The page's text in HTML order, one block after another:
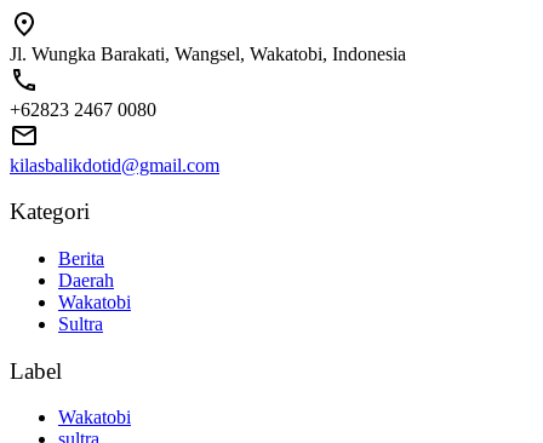
Jl. Wungka Barakati, Wangsel, Wakatobi, Indonesia
+62823 2467 0080
kilasbalikdotid@gmail.com
Kategori
Berita
Daerah
Wakatobi
Sultra
Label
Wakatobi